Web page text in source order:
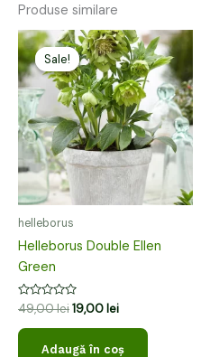
Produse similare
Sale!
Sale!
helleborus
Helleborus Double Ellen
Green
Evaluat
la
0
din
49,00lei
Prețul
inițial
a
fost:
49,00 lei.
19,00 lei
Prețul
curent
este:
19,00 lei.
Adaugă în coș